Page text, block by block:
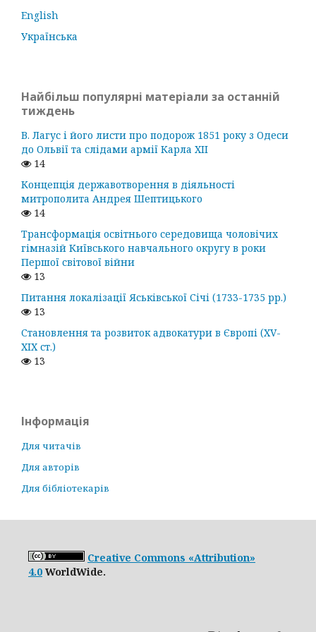
English
Українська
Найбільш популярні матеріали за останній
тиждень
В. Лагус і його листи про подорож 1851 року з Одеси
до Ольвії та слідами армії Карла ХІІ
14
Концепція державотворення в діяльності
митрополита Андрея Шептицького
14
Трансформація освітнього середовища чоловічих
гімназій Київського навчального округу в роки
Першої світової війни
13
Питання локалізації Яськівської Січі (1733-1735 рр.)
13
Становлення та розвиток адвокатури в Європі (ХV-
ХІХ ст.)
13
Інформація
Для читачів
Для авторів
Для бібліотекарів
Creative Commons «Attribution»
4.0 WorldWide.